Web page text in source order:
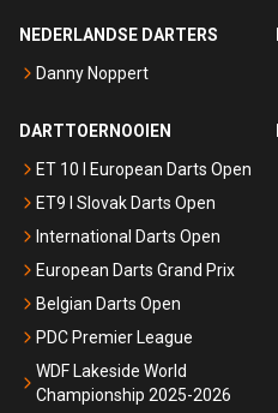
NEDERLANDSE DARTERS
Danny Noppert
DARTTOERNOOIEN
ET 10 I European Darts Open
ET9 I Slovak Darts Open
International Darts Open
European Darts Grand Prix
Belgian Darts Open
PDC Premier League
WDF Lakeside World
Championship 2025-2026